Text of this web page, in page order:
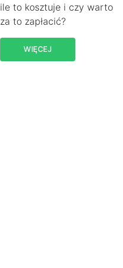
ile to kosztuje i czy warto
za to zapłacić?
WIĘCEJ